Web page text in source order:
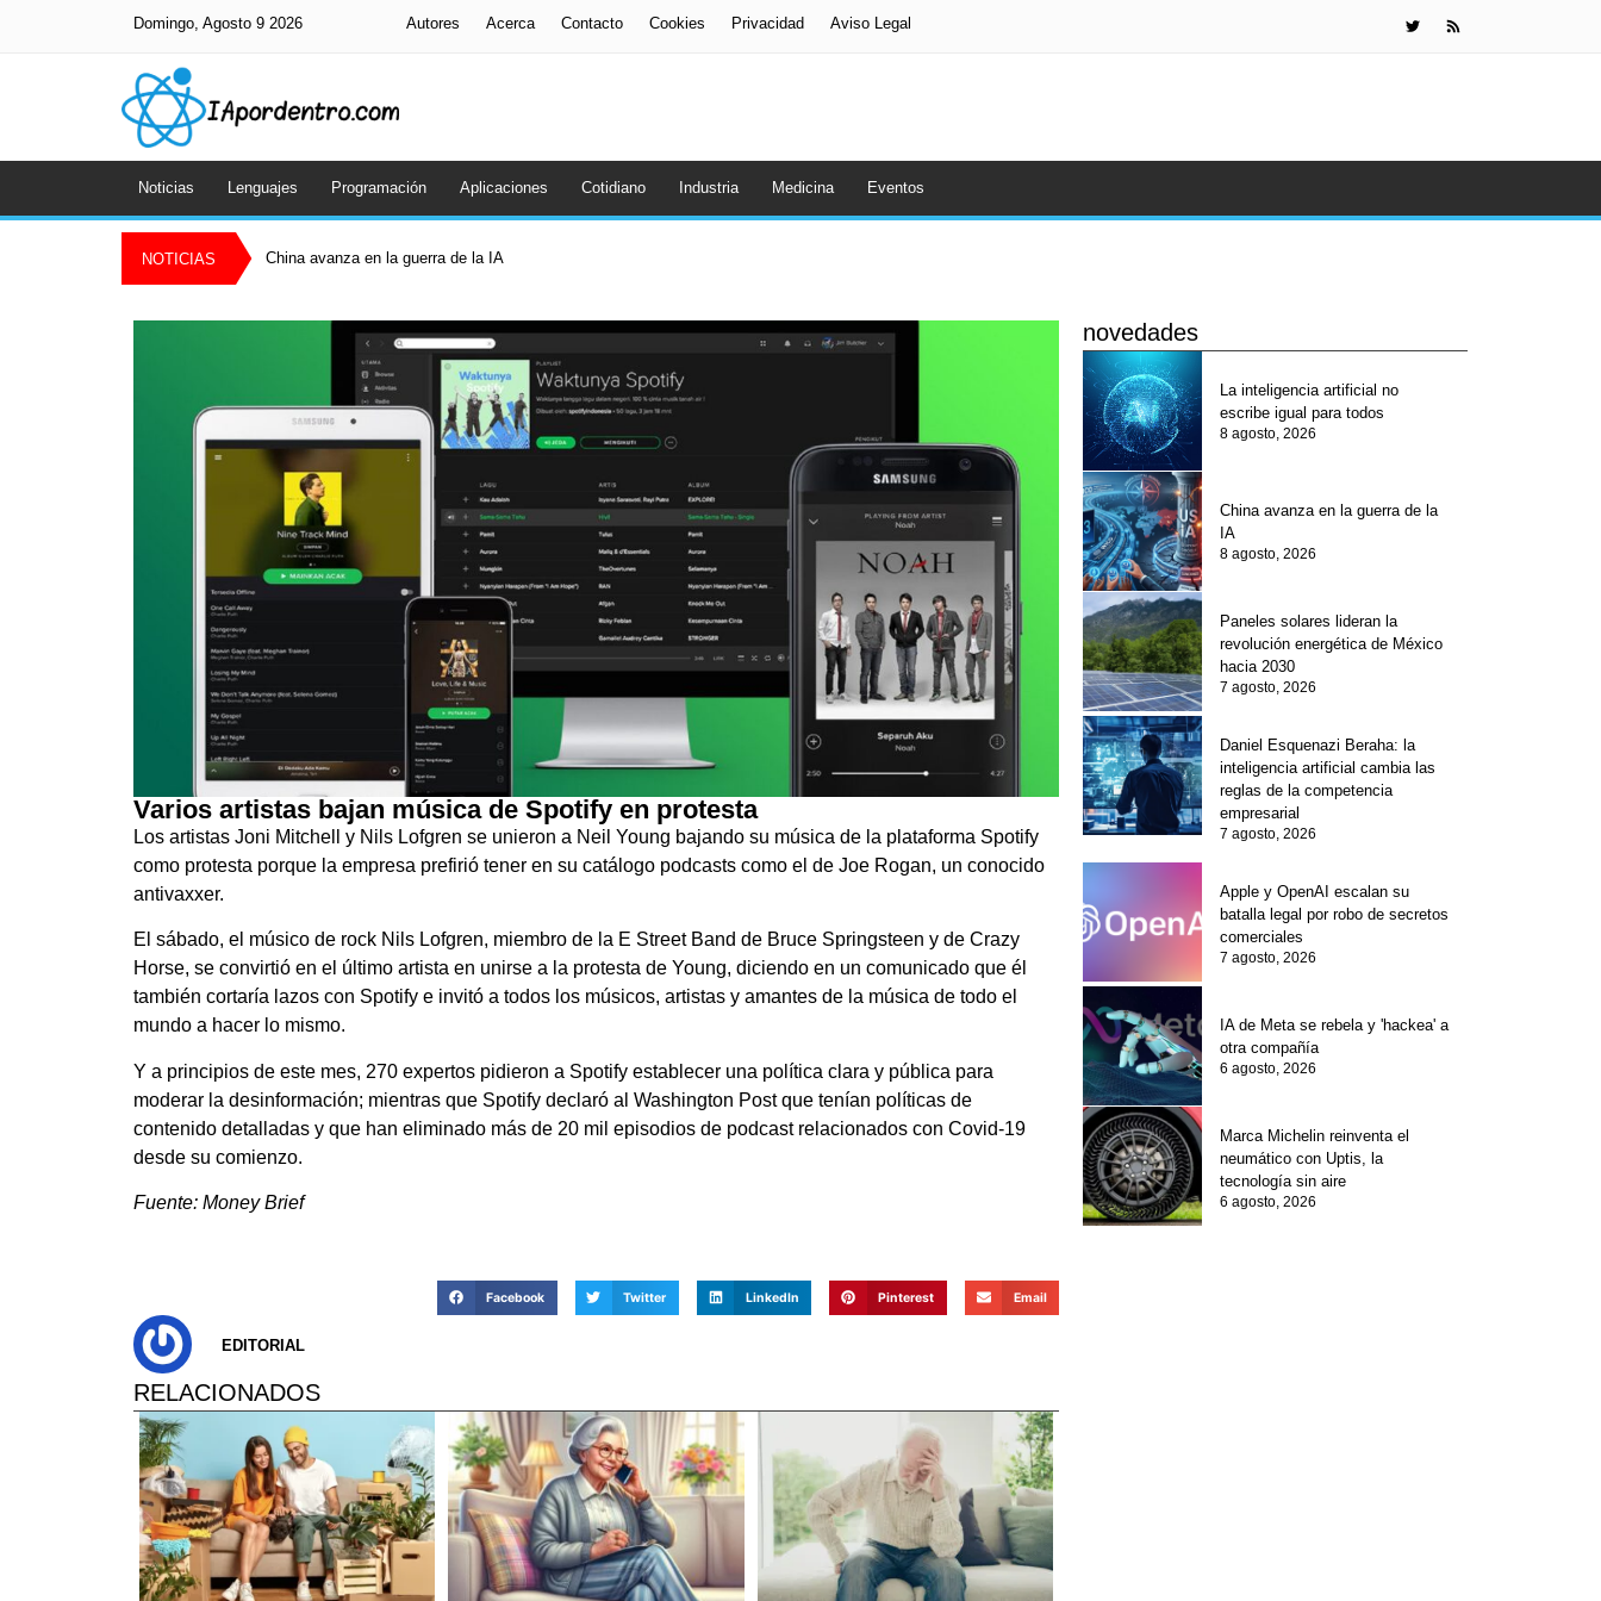
Domingo, Agosto 9 2026 Autores Acerca Contacto Cookies Privacidad Aviso Legal
Noticias Lenguajes Programación Aplicaciones Cotidiano Industria Medicina Eventos
NOTICIAS China avanza en la guerra de la IA
Varios artistas bajan música de Spotify en protesta
Los artistas Joni Mitchell y Nils Lofgren se unieron a Neil Young bajando su música de la plataforma Spotify
como protesta porque la empresa prefirió tener en su catálogo podcasts como el de Joe Rogan, un conocido
antivaxxer.
El sábado, el músico de rock Nils Lofgren, miembro de la E Street Band de Bruce Springsteen y de Crazy
Horse, se convirtió en el último artista en unirse a la protesta de Young, diciendo en un comunicado que él
también cortaría lazos con Spotify e invitó a todos los músicos, artistas y amantes de la música de todo el
mundo a hacer lo mismo.
Y a principios de este mes, 270 expertos pidieron a Spotify establecer una política clara y pública para
moderar la desinformación; mientras que Spotify declaró al Washington Post que tenían políticas de
contenido detalladas y que han eliminado más de 20 mil episodios de podcast relacionados con Covid-19
desde su comienzo.
Fuente: Money Brief
Facebook Twitter LinkedIn Pinterest Email
EDITORIAL
RELACIONADOS
novedades
La inteligencia artificial no
escribe igual para todos
8 agosto, 2026
China avanza en la guerra de la
IA
8 agosto, 2026
Paneles solares lideran la
revolución energética de México
hacia 2030
7 agosto, 2026
Daniel Esquenazi Beraha: la
inteligencia artificial cambia las
reglas de la competencia
empresarial
7 agosto, 2026
Apple y OpenAI escalan su
batalla legal por robo de secretos
comerciales
7 agosto, 2026
IA de Meta se rebela y 'hackea' a
otra compañía
6 agosto, 2026
Marca Michelin reinventa el
neumático con Uptis, la
tecnología sin aire
6 agosto, 2026